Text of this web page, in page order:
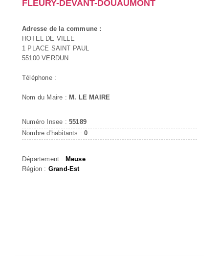
FLEURY-DEVANT-DOUAUMONT
Adresse de la commune :
HOTEL DE VILLE
1 PLACE SAINT PAUL
55100 VERDUN
Téléphone :
Nom du Maire : M. LE MAIRE
Numéro Insee : 55189
Nombre d'habitants :0
Département : Meuse
Région : Grand-Est